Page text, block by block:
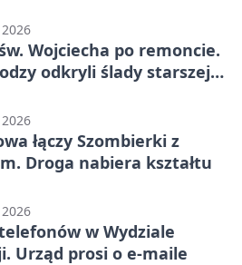
Wojciecha po remoncie.
odkryli ślady starszej
łączy Szombierki z
Droga nabiera kształtu
w Wydziale
Urząd prosi o e-maile